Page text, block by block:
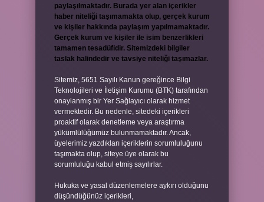
paylaşılmaktadır. Burada yer alan içerikler
haber niteliği taşımamakta olup, gerçek kurum
ve kişiler hakkında paylaşım yapılmamaktadır.
Gerçek kurum ve kişiler ile isim benzerlikleri
tamamen tesadüfidir. Sitemizdeki bilgiler
taslak halindedir ve tavsiye niteliği taşımazlar.
Sitemiz, 5651 Sayılı Kanun gereğince Bilgi
Teknolojileri ve İletişim Kurumu (BTK) tarafından
onaylanmış bir Yer Sağlayıcı olarak hizmet
vermektedir. Bu nedenle, sitedeki içerikleri
proaktif olarak denetleme veya araştırma
yükümlülüğümüz bulunmamaktadır. Ancak,
üyelerimiz yazdıkları içeriklerin sorumluluğunu
taşımakta olup, siteye üye olarak bu
sorumluluğu kabul etmiş sayılırlar.
Hukuka ve yasal düzenlemelere aykırı olduğunu
düşündüğünüz içerikleri,